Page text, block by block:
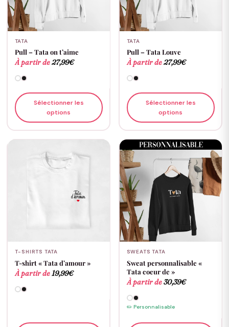
TATA
Pull – Tata on t’aime
À partir de27,99€
Sélectionner les
options
TATA
Pull – Tata Louve
À partir de27,99€
Sélectionner les
options
T-SHIRTS TATA
T-shirt « Tata d’amour »
À partir de19,99€
SWEATS TATA
Sweat personnalisable «
Tata coeur de »
À partir de30,39€
✏️ Personnalisable